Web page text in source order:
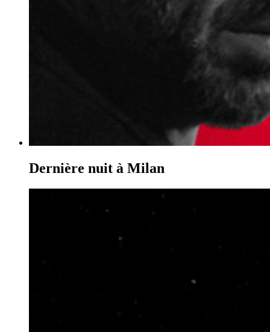
Dernière nuit à Milan